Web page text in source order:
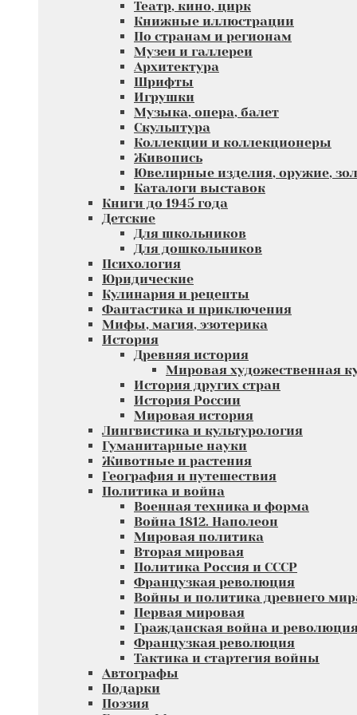
Театр, кино, цирк
Книжные иллюстрации
По странам и регионам
Музеи и галлереи
Архитектура
Шрифты
Игрушки
Музыка, опера, балет
Скульптура
Коллекции и коллекционеры
Живопись
Ювелирные изделия, оружие,
Каталоги выставок
Книги до 1945 года
Детские
Для школьников
Для дошкольников
Психология
Юридические
Кулинария и рецепты
Фантастика и приключения
Мифы, магия, эзотерика
История
Древняя история
Мировая художественная
История других стран
История России
Мировая история
Лингвистика и культурология
Гуманитарные науки
Животные и растения
География и путешествия
Политика и война
Военная техника и форма
Война 1812. Наполеон
Мировая политика
Вторая мировая
Политика Россия и СССР
Французкая революция
Войны и политика древнего
Первая мировая
Гражданская война и
Французкая революция
Тактика и стартегия войны
Автографы
Подарки
Поэзия